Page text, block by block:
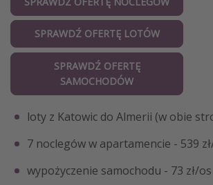
SPRAWDŹ OFERTĘ LOTÓW
SPRAWDŹ OFERTĘ
SAMOCHODÓW
loty z Katowic do Almerii (w obie
7 noclegów w apartamencie - 539
wypożyczenie samochodu - 73 zł/os